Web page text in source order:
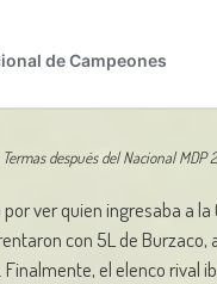
después del Nacional MDP
ver quien ingresaba a la
con 5L de Burzaco,
el elenco rival